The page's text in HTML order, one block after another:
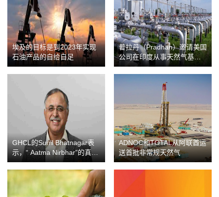
埃及的目标是到2023年实现
石油产品的自给自足
普拉丹（Pradhan）邀请美国
公司在印度从事天然气基础
设施建设
GHCL的Sunil Bhatnagar表
示，“ Aatma Nirbhar”的真正
触发因素是操作简便
ADNOC和TOTAL从阿联酋运
送首批非常规天然气